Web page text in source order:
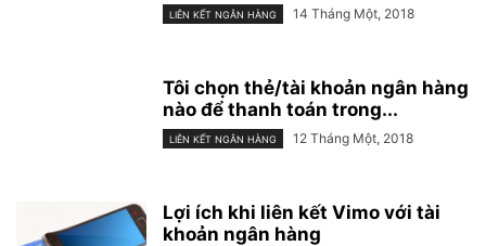
LIÊN KẾT NGÂN HÀNG 14 Tháng Một, 2018
Tôi chọn thẻ/tài khoản ngân hàng
nào để thanh toán trong...
LIÊN KẾT NGÂN HÀNG 12 Tháng Một, 2018
Lợi ích khi liên kết Vimo với tài
khoản ngân hàng